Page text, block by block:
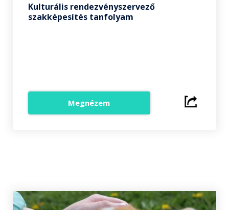
Kulturális rendezvényszervező
szakképesítés tanfolyam
Megnézem